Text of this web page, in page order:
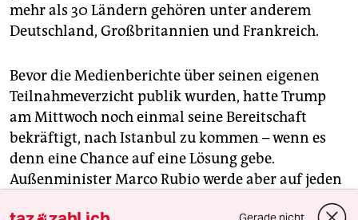
mehr als 30 Ländern gehören unter anderem
Deutschland, Großbritannien und Frankreich.
Bevor die Medienberichte über seinen eigenen
Teilnahmeverzicht publik wurden, hatte Trump
am Mittwoch noch einmal seine Bereitschaft
bekräftigt, nach Istanbul zu kommen – wenn es
denn eine Chance auf eine Lösung gebe.
Außenminister Marco Rubio werde aber auf jeden
Fall dort sein, sagte Trump am Rande seiner Reise